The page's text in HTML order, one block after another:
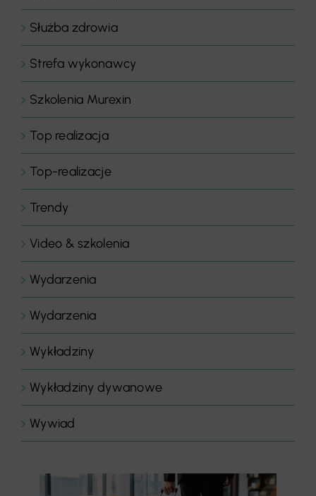
Służba zdrowia
Strefa wykonawcy
Szkolenia Murexin
Top realizacja
Top-realizacje
Trendy
Video & szkolenia
Wydarzenia
Wydarzenia
Wykładziny
Wykładziny dywanowe
Wywiad